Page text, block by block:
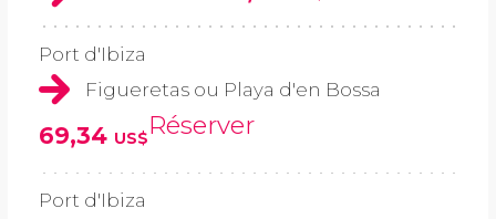
Port d'Ibiza
Figueretas ou Playa d'en Bossa
69,34 US$Réserver
Port d'Ibiza